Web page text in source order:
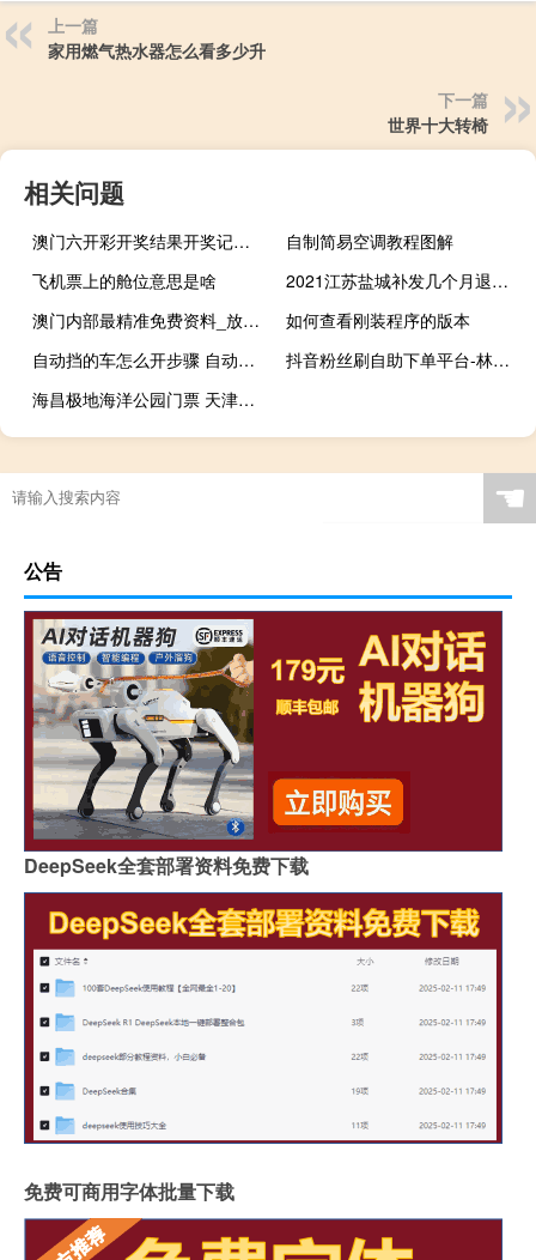
上一篇
家用燃气热水器怎么看多少升
下一篇
世界十大转椅
相关问题
澳门六开彩开奖结果开奖记录2024年12月下载_智能AI深度解析_文心一言5G.213.1.171
自制简易空调教程图解
飞机票上的舱位意思是啥
2021江苏盐城补发几个月退休金啊 2021年补发6个月工资
澳门内部最精准免费资料_放松心情的绝佳选择_主页版v968.295
如何查看刚装程序的版本
自动挡的车怎么开步骤 自动档车怎么开
抖音粉丝刷自助下单平台-林陌低价qq刷空间说说赞
海昌极地海洋公园门票 天津塘沽极地海洋馆
☚
公告
DeepSeek全套部署资料免费下载
免费可商用字体批量下载